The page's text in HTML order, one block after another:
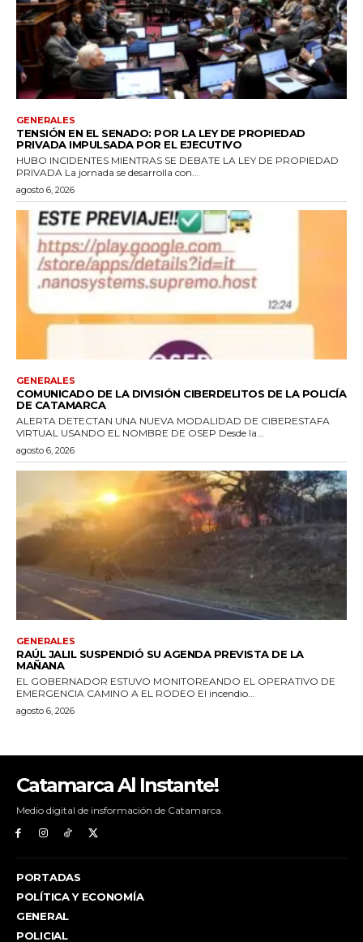
Catamarca Al Instante!
Medio digital de insformación de Catamarca.
PORTADAS
POLÍTICA Y ECONOMÍA
GENERAL
POLICIAL